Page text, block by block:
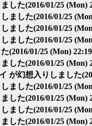
した(2016/01/25 (Mon)
ました(2016/01/25
ました(2016/01/25
ました(2016/01/25
(2016/01/25 (Mon)
した(2016/01/25 (Mon)
が幻想入りしました
ました(2016/01/25
した(2016/01/25 (Mon)
ました(2016/01/25
した(2016/01/25 (Mon)